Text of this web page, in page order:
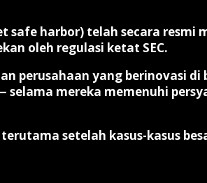
safe harbor) telah secara resmi
oleh regulasi ketat SEC.
perusahaan yang berinovasi di
selama mereka memenuhi
setelah kasus-kasus